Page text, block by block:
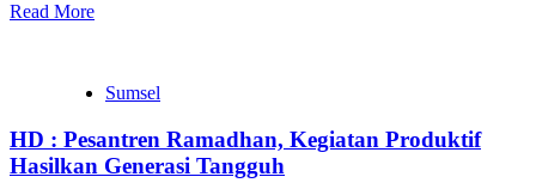
Read More
Sumsel
HD : Pesantren Ramadhan, Kegiatan Produktif
Hasilkan Generasi Tangguh